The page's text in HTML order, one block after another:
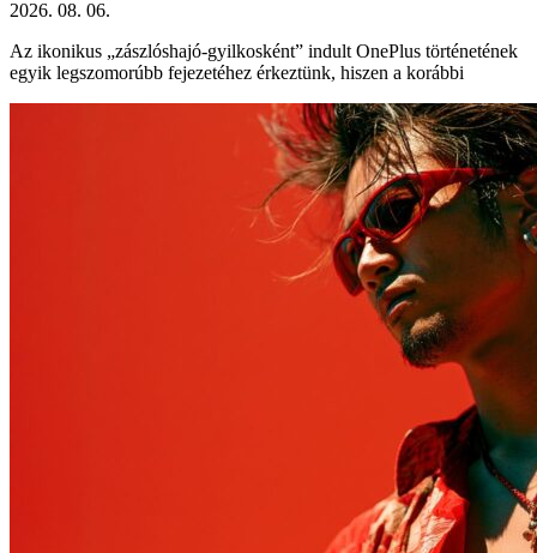
2026. 08. 06.
Az ikonikus „zászlóshajó-gyilkosként” indult OnePlus történetének
egyik legszomorúbb fejezetéhez érkeztünk, hiszen a korábbi